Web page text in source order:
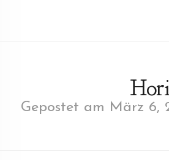
Gepostet am März 6,